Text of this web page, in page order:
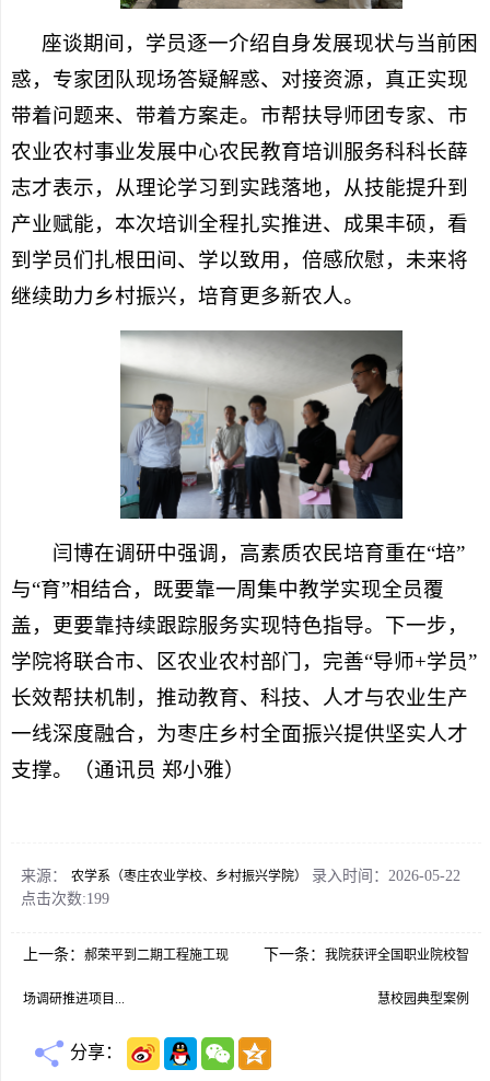
座谈期间，学员逐一介绍自身发展现状与当前困
惑，专家团队现场答疑解惑、对接资源，真正实现
带着问题来、带着方案走。市帮扶导师团专家、市
农业农村事业发展中心农民教育培训服务科科长薛
志才表示，从理论学习到实践落地，从技能提升到
产业赋能，本次培训全程扎实推进、成果丰硕，看
到学员们扎根田间、学以致用，倍感欣慰，未来将
继续助力乡村振兴，培育更多新农人。
闫博在调研中强调，高素质农民培育重在“培”
与“育”相结合，既要靠一周集中教学实现全员覆
盖，更要靠持续跟踪服务实现特色指导。下一步，
学院将联合市、区农业农村部门，完善“导师+学员”
长效帮扶机制，推动教育、科技、人才与农业生产
一线深度融合，为枣庄乡村全面振兴提供坚实人才
支撑。（通讯员 郑小雅）
来源： 农学系（枣庄农业学校、乡村振兴学院）
录入时间：2026-05-22
点击次数:199
上一条： 郝荣平到二期工程施工现
场调研推进项目...
下一条：我院获评全国职业院校智
慧校园典型案例
分享：